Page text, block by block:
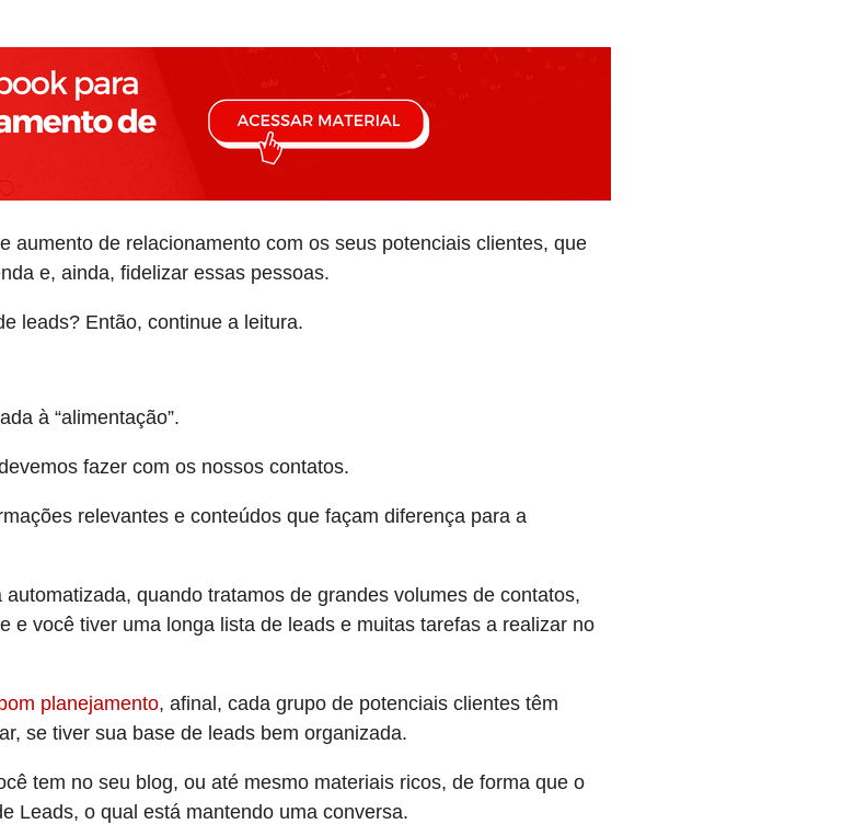
aumento de relacionamento com os seus potenciais clientes, que
e, ainda, fidelizar essas pessoas.
leads? Então, continue a leitura.
à “alimentação”.
fazer com os nossos contatos.
relevantes e conteúdos que façam diferença para a
quando tratamos de grandes volumes de contatos,
e você tiver uma longa lista de leads e muitas tarefas a realizar no
bom planejamento, afinal, cada grupo de potenciais clientes têm
se tiver sua base de leads bem organizada.
tem no seu blog, ou até mesmo materiais ricos, de forma que o
Leads, o qual está mantendo uma conversa.